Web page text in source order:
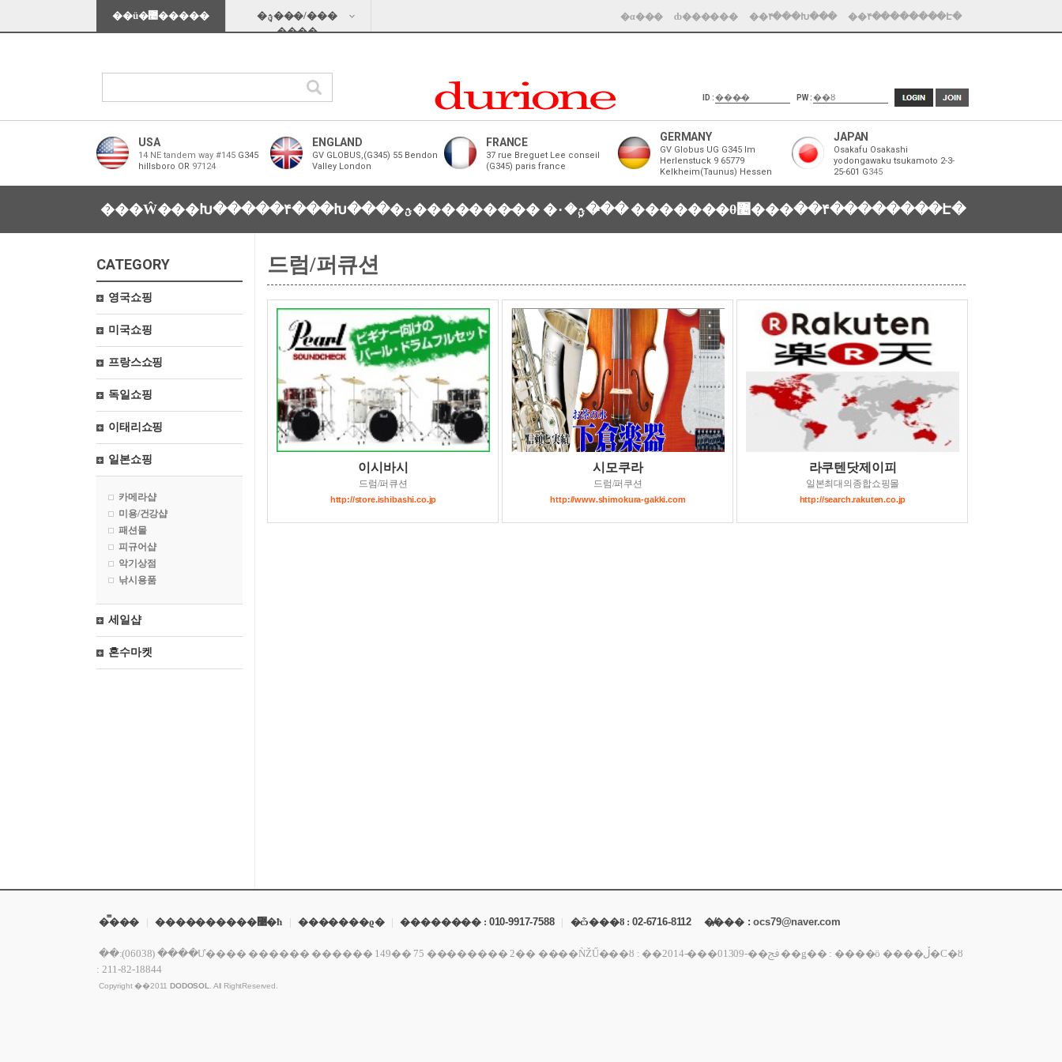
��ü�޴�����
�ؿܱ���/���
���̵�
�α��� ȸ������ ��۴���Խ��� ��۴��������Է�
ID : PW :
USA
14 NE tandem way #145 G345
hillsboro OR 97124
ENGLAND
GV GLOBUS,(G345) 55 Bendon
Valley London
FRANCE
37 rue Breguet Lee conseil
(G345) paris france
GERMANY
GV Globus UG G345 Im
Herlenstuck 9 65779
Kelkheim(Taunus) Hessen
JAPAN
Osakafu Osakashi
yodongawaku tsukamoto 2-3-
25-601 G345
���Ŵ���Խ�����۴���Խ��� �ؿ��������̵� �ؿܹ�۰��̵� �������θ޴�����۴��������Է�
CATEGORY
영국쇼핑
미국쇼핑
프랑스쇼핑
독일쇼핑
이태리쇼핑
일본쇼핑
카메라샵
미용/건강샵
패션몰
피규어샵
악기상점
낚시용품
세일샵
혼수마켓
드럼/퍼큐션
이시바시
드럼/퍼큐션
http://store.ishibashi.co.jp
시모쿠라
드럼/퍼쿠션
http://www.shimokura-gakki.com
라쿠텐닷제이피
일본최대의종합쇼핑몰
http://search.rakuten.co.jp
�̿��� | ����������޹�ħ | �������ϱ� |�������� : 010-9917-7588 | �ѽ���ȣ :02-6716-8112 �̸��� :ocs79@naver.com
�ּ�:(06038) ����Ư���� ������ ������ 149�� 75 �������� 2�� ����ǸŽŰ���ȣ : ��2014-���ﰭ��-01309 ��ǥ�� : ����ö ����ڵ�Ϲ�ȣ
: 211-82-18844
Copyright ��2011DODOSOL . All RightReserved.